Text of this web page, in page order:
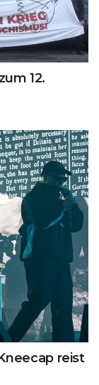
12.
reist